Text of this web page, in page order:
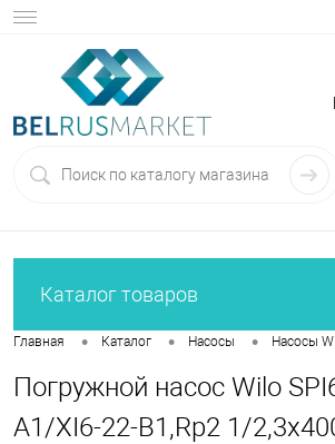
Каталог товаров
Главная • Каталог • Насосы • Насосы
Погружной насос Wilo
A1/XI6-22-B1,Rp2 1/